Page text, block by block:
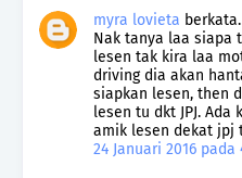
myra lovieta
Nak tanya laa siapa
lesen tak kira laa
driving dia akan
siapkan lesen, then
lesen tu dkt JPJ.
amik lesen dekat jpj
24 Januari 2016 pada